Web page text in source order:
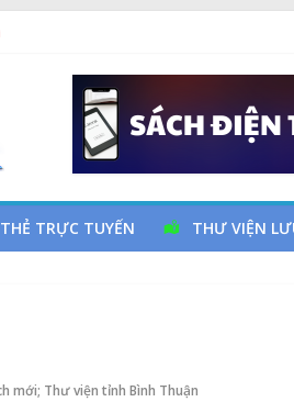
thành lập Công đoàn Việt Nam
cơ đột quỵ não và dự phòng
TRỰC TUYẾN THƯ VIỆN
mới; Thư viện tỉnh Bình Thuận